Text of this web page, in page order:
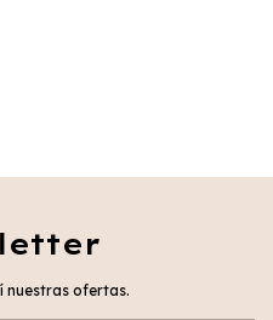
nuestras ofertas.